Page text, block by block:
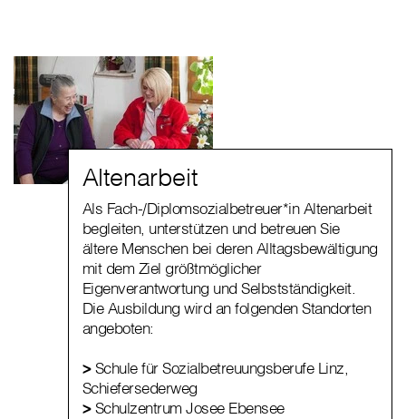
Altenarbeit
Als Fach-/Diplomsozialbetreuer*in Altenarbeit
begleiten, unterstützen und betreuen Sie
ältere Menschen bei deren Alltagsbewältigung
mit dem Ziel größtmöglicher
Eigenverantwortung und Selbstständigkeit.
Die Ausbildung wird an folgenden Standorten
angeboten:
>Schule für Sozialbetreuungsberufe Linz,
Schiefersederweg
>Schulzentrum Josee Ebensee